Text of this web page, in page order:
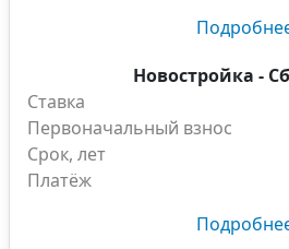
Новостройка -
Ставка
Первоначальный взнос
Срок, лет
Платёж